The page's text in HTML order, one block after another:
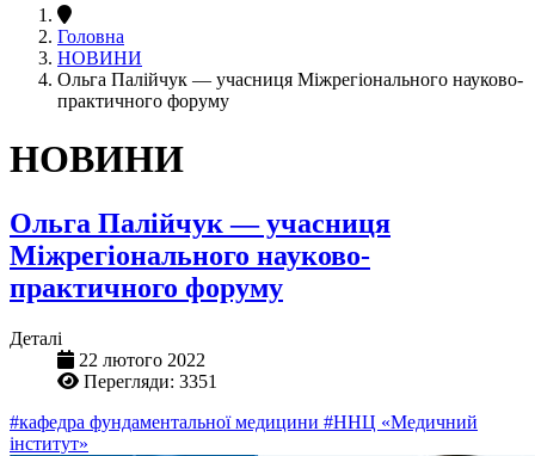
Головна
НОВИНИ
Ольга Палійчук — учасниця Міжрегіонального науково-
практичного форуму
НОВИНИ
Ольга Палійчук — учасниця
Міжрегіонального науково-
практичного форуму
Деталі
22 лютого 2022
Перегляди: 3351
#кафедра фундаментальної медицини #ННЦ «Медичний
інститут»